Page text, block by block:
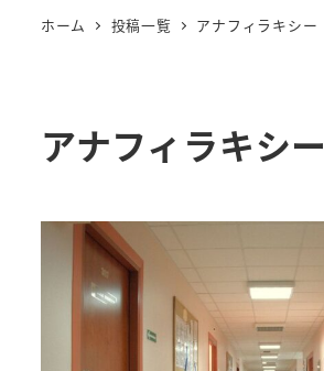
ホーム 投稿一覧 アナフィラキシー
アナフィラキシー